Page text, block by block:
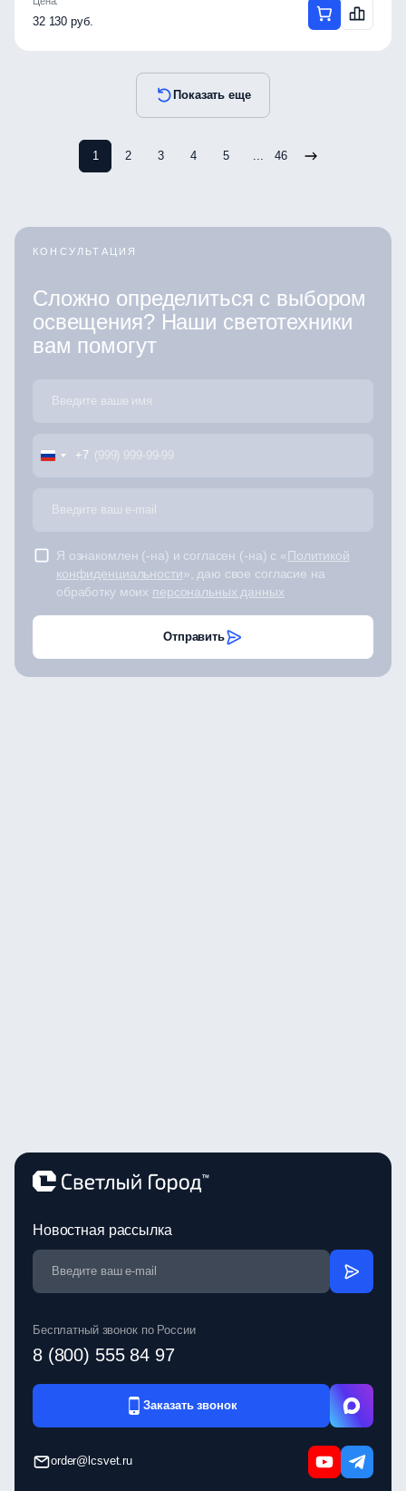
32 130 руб.
Показать еще
1 2 3 4 5 ... 46
КОНСУЛЬТАЦИЯ
Сложно определиться с выбором
освещения? Наши светотехники
вам помогут
+7
Я ознакомлен (-на) и согласен (-на) с «Политикой
конфиденциальности», даю свое согласие на
обработку моих персональных данных
Отправить
Новостная рассылка
Бесплатный звонок по России
8 (800) 555 84 97
Заказать звонок
order@lcsvet.ru